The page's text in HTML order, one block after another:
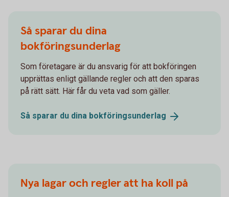
Så sparar du dina
bokföringsunderlag
Som företagare är du ansvarig för att bokföringen
upprättas enligt gällande regler och att den sparas
på rätt sätt. Här får du veta vad som gäller.
Så sparar du dina bokföringsunderlag
Nya lagar och regler att ha koll på